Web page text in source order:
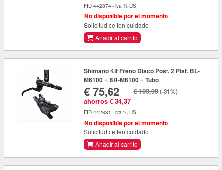
FID 442874 - iva % US
No disponible por el momento
Solicitud de ten cuidado
Anadir al carrito
Shimano Kit Freno Disco Post. 2 Pist. BL-
M6100 + BR-M6100 + Tubo
€ 75,62
ahorros € 34,37
€ 109,99(-31%)
FID 442881 - iva % US
No disponible por el momento
Solicitud de ten cuidado
Anadir al carrito